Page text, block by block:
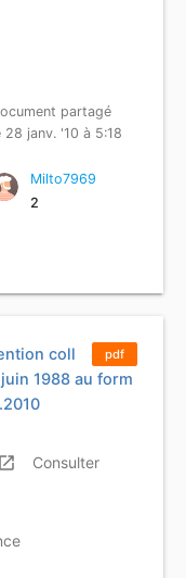
partagé
28 janv. '10 à 5:18
Milto7969
2
pdf
coll
1988 au form
launch Consulter